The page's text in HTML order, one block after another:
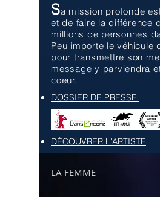
Sa mission profonde
et de faire la différence
millions de personnes
Peu importe le véhicule
pour transmettre son
message y parviendra
coeur.
DOSSIER DE PRESSE
DÉCOUVRER L'ARTISTE
LA FEMME